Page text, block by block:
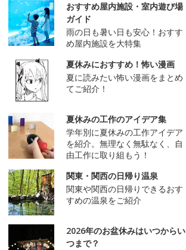
おすすめ屋内施設・室内遊び場
ガイド
雨の日も暑い日も安心！おすす
め屋内施設を大特集
夏休みにおすすめ！怖い漫画
夏に読みたい怖い漫画をまとめ
てご紹介！
夏休みの工作のアイデア集
学年別に夏休みの工作アイデア
を紹介。無理なく無駄なく、自
由工作に取り組もう！
関東・関西の日帰り温泉
関東や関西の日帰りできるおす
すめの温泉をご紹介
2026年のお盆休みはいつからい
つまで？